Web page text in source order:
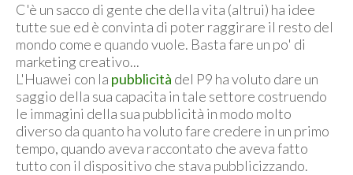
C'è un sacco di gente che della vita (altrui) ha idee
tutte sue ed è convinta di poter raggirare il resto del
mondo come e quando vuole. Basta fare un po' di
marketing creativo...
L'Huawei con la pubblicità del P9 ha voluto dare un
saggio della sua capacita in tale settore costruendo
le immagini della sua pubblicità in modo molto
diverso da quanto ha voluto fare credere in un primo
tempo, quando aveva raccontato che aveva fatto
tutto con il dispositivo che stava pubblicizzando.